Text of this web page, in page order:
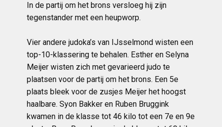
In de partij om het brons versloeg hij zijn
tegenstander met een heupworp.
Vier andere judoka’s van IJsselmond wisten een
top-10-klassering te behalen. Esther en Selyna
Meijer wisten zich met gevarieerd judo te
plaatsen voor de partij om het brons. Een 5e
plaats bleek voor de zusjes Meijer het hoogst
haalbare. Syon Bakker en Ruben Bruggink
kwamen in de klasse tot 46 kilo tot een 7e en 9e